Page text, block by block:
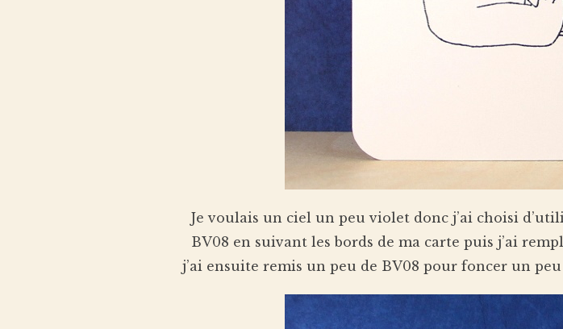
Je voulais un ciel un peu violet donc j’ai choisi
BV08 en suivant les bords de ma carte puis j’ai
j’ai ensuite remis un peu de BV08 pour foncer un